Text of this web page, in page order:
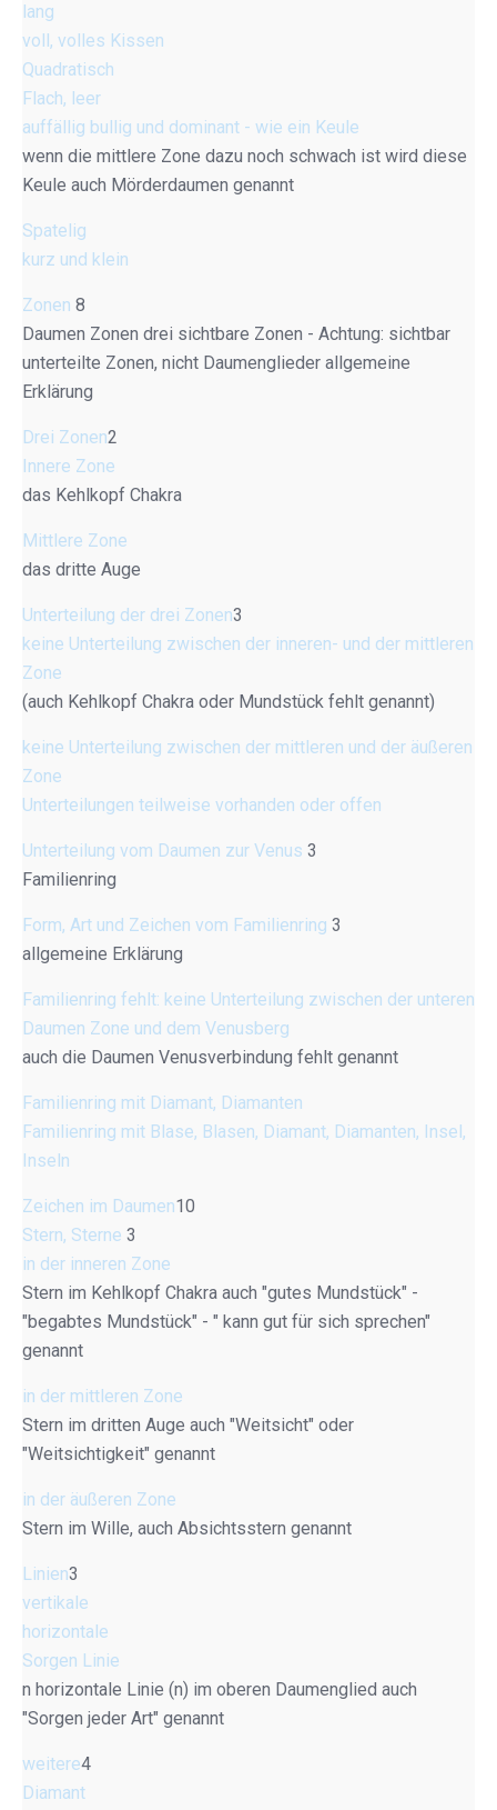
lang
voll, volles Kissen
Quadratisch
Flach, leer
auffällig bullig und dominant - wie ein Keule
wenn die mittlere Zone dazu noch schwach ist wird diese
Keule auch Mörderdaumen genannt
Spatelig
kurz und klein
Zonen 8
Daumen Zonen drei sichtbare Zonen - Achtung: sichtbar
unterteilte Zonen, nicht Daumenglieder allgemeine
Erklärung
Drei Zonen2
Innere Zone
das Kehlkopf Chakra
Mittlere Zone
das dritte Auge
Unterteilung der drei Zonen3
keine Unterteilung zwischen der inneren- und der mittleren
Zone
(auch Kehlkopf Chakra oder Mundstück fehlt genannt)
keine Unterteilung zwischen der mittleren und der äußeren
Zone
Unterteilungen teilweise vorhanden oder offen
Unterteilung vom Daumen zur Venus 3
Familienring
Form, Art und Zeichen vom Familienring 3
allgemeine Erklärung
Familienring fehlt: keine Unterteilung zwischen der unteren
Daumen Zone und dem Venusberg
auch die Daumen Venusverbindung fehlt genannt
Familienring mit Diamant, Diamanten
Familienring mit Blase, Blasen, Diamant, Diamanten, Insel,
Inseln
Zeichen im Daumen10
Stern, Sterne 3
in der inneren Zone
Stern im Kehlkopf Chakra auch "gutes Mundstück" -
"begabtes Mundstück" - " kann gut für sich sprechen"
genannt
in der mittleren Zone
Stern im dritten Auge auch "Weitsicht" oder
"Weitsichtigkeit" genannt
in der äußeren Zone
Stern im Wille, auch Absichtsstern genannt
Linien3
vertikale
horizontale
Sorgen Linie
n horizontale Linie (n) im oberen Daumenglied auch
"Sorgen jeder Art" genannt
weitere4
Diamant